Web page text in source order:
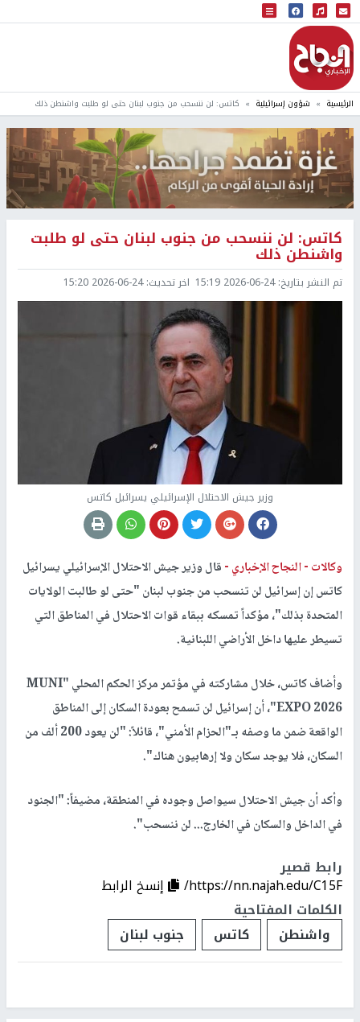
البث المباشر
إذاعة النجاح
الرئيسية شؤون إسرائيلية كاتس: لن ننسحب من جنوب لبنان حتى لو طلبت واشنطن ذلك
كاتس: لن ننسحب من جنوب لبنان حتى لو طلبت
واشنطن ذلك
تم النشر بتاريخ:2026-06-24 15:19 اخر تحديث:2026-06-24 15:20
وزير جيش الاحتلال الإسرائيلي يسرائيل كاتس
وكالات -النجاح الإخباري -قال وزير جيش الاحتلال الإسرائيلي يسرائيل
كاتس إن إسرائيل لن تنسحب من جنوب لبنان "حتى لو طالبت الولايات
المتحدة بذلك"، مؤكداً تمسكه ببقاء قوات الاحتلال في المناطق التي
تسيطر عليها داخل الأراضي اللبنانية.
وأضاف كاتس، خلال مشاركته في مؤتمر مركز الحكم المحلي "MUNI
EXPO 2026"، أن إسرائيل لن تسمح بعودة السكان إلى المناطق
الواقعة ضمن ما وصفه بـ"الحزام الأمني"، قائلاً: "لن يعود 200 ألف من
السكان، فلا يوجد سكان ولا إرهابيون هناك".
وأكد أن جيش الاحتلال سيواصل وجوده في المنطقة، مضيفاً: "الجنود
في الداخل والسكان في الخارج... لن ننسحب".
رابط قصير
https://nn.najah.edu/C15F/
إنسخ الرابط
الكلمات المفتاحية
واشنطن
كاتس جنوب لبنان